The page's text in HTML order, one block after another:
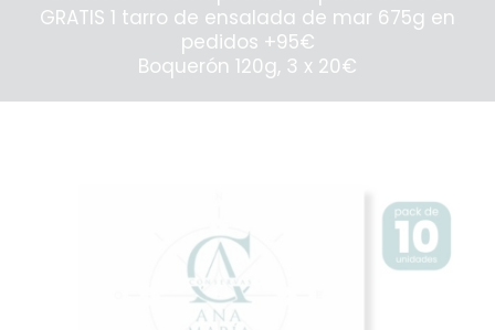
GRATIS 1 tarro de ensalada de mar 675g en
pedidos +95€
Boquerón 120g, 3 x 20€